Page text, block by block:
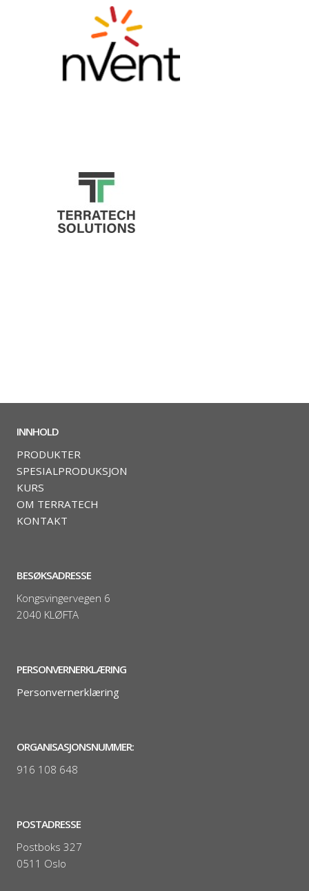
INNHOLD
PRODUKTER
SPESIALPRODUKSJON
KURS
OM TERRATECH
KONTAKT
BESØKSADRESSE
Kongsvingervegen 6
2040 KLØFTA
PERSONVERNERKLÆRING
Personvernerklæring
ORGANISASJONSNUMMER:
916 108 648
POSTADRESSE
Postboks 327
0511 Oslo